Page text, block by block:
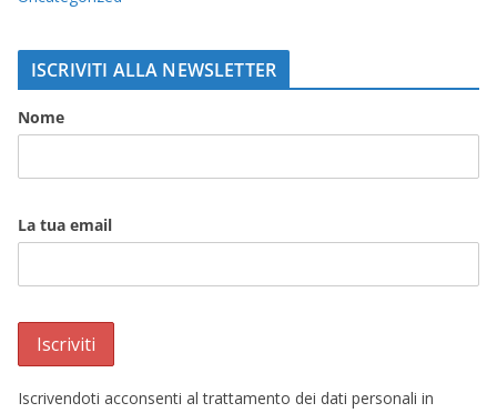
ISCRIVITI ALLA NEWSLETTER
Nome
La tua email
Iscrivendoti acconsenti al trattamento dei dati personali in